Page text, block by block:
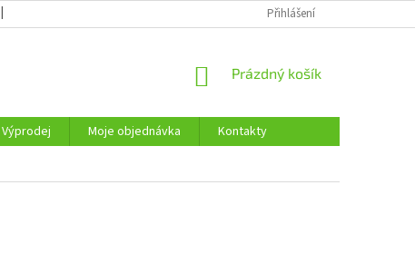
Přihlášení
NÁKUPNÍ
Prázdný košík
Výprodej Moje objednávka
Kontakty